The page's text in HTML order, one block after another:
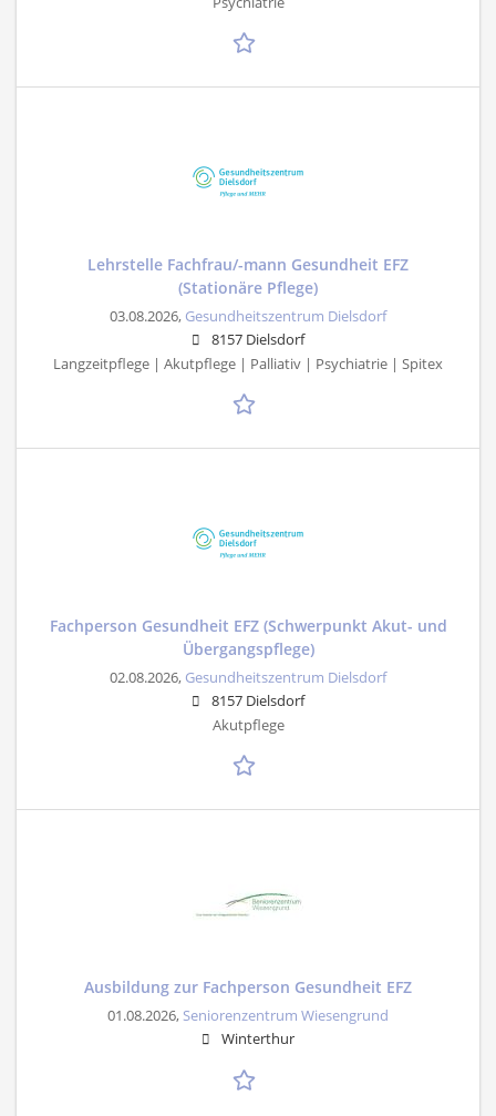
Lehrstelle Fachfrau/-mann Gesundheit EFZ
(Stationäre Pflege)
03.08.2026, Gesundheitszentrum Dielsdorf
8157 Dielsdorf
Langzeitpflege | Akutpflege | Palliativ | Psychiatrie | Spitex
Fachperson Gesundheit EFZ (Schwerpunkt Akut- und
Übergangspflege)
02.08.2026, Gesundheitszentrum Dielsdorf
8157 Dielsdorf
Akutpflege
Ausbildung zur Fachperson Gesundheit EFZ
01.08.2026, Seniorenzentrum Wiesengrund
Winterthur